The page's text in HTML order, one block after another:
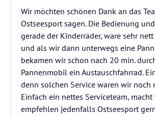
Wir möchten schönen Dank an das
Ostseesport sagen. Die Bedienung
gerade der Kinderräder, ware sehr
und als wir dann unterwegs eine
bekamen wir schon nach 20 min.
Pannenmobil ein Austauschfahrrad.
denn solchen Service waren wir noch
Einfach ein nettes Serviceteam,
empfehlen jedenfalls Ostseesport